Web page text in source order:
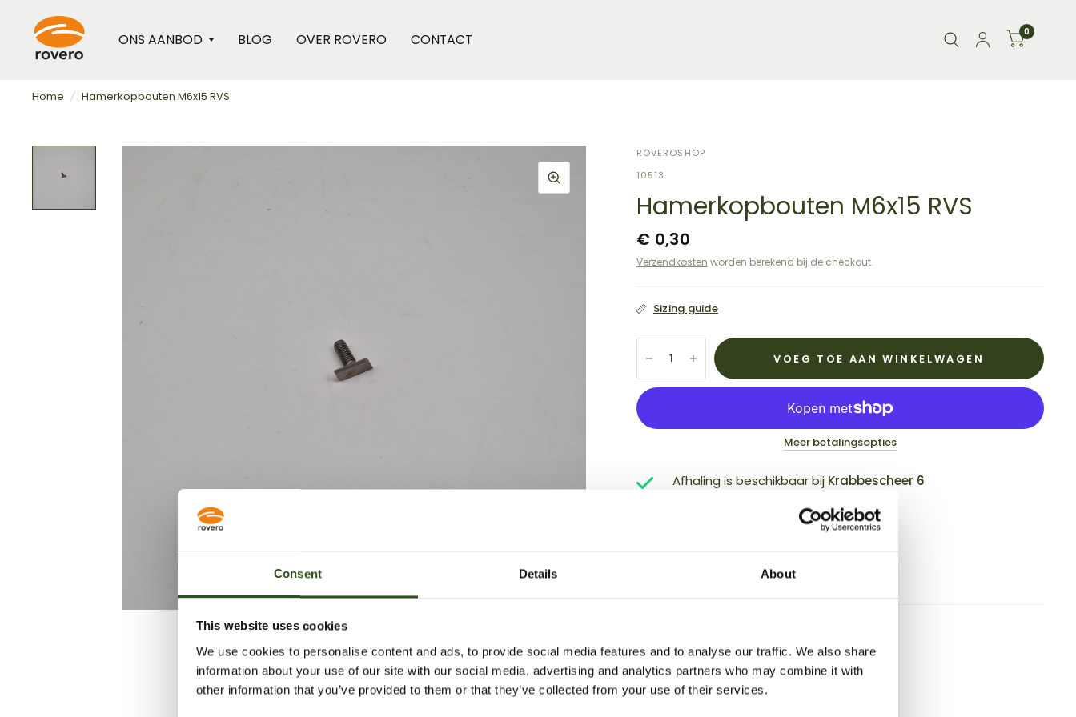
Consent Details About
This website uses cookies
We use cookies to personalise content and ads, to provide social media features and to analyse our traffic. We also share
information about your use of our site with our social media, advertising and analytics partners who may combine it with
other information that you’ve provided to them or that they’ve collected from your use of their services.
ONS AANBOD BLOG OVER ROVERO CONTACT 0
Home / Hamerkopbouten M6x15 RVS
ROVEROSHOP
10513
Hamerkopbouten M6x15 RVS
€ 0,30
Verzendkosten worden berekend bij de checkout.
Sizing guide
VOEG TOE AAN WINKELWAGEN
Meer betalingsopties
Afhaling is beschikbaar bij Krabbescheer 6
Maandag – Vrijdag: 08:00 – 16:00
Gesloten tussen 12:30 – 13:00
Winkelgegevens bekijken